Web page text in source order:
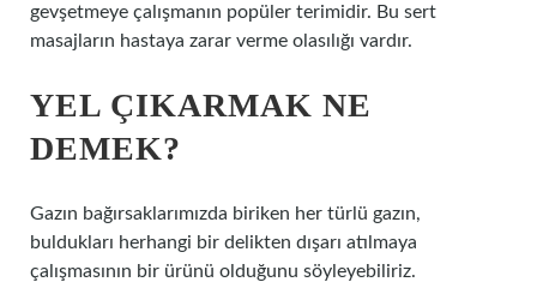
gevşetmeye çalışmanın popüler terimidir. Bu sert
masajların hastaya zarar verme olasılığı vardır.
YEL ÇIKARMAK NE
DEMEK?
Gazın bağırsaklarımızda biriken her türlü gazın,
buldukları herhangi bir delikten dışarı atılmaya
çalışmasının bir ürünü olduğunu söyleyebiliriz.